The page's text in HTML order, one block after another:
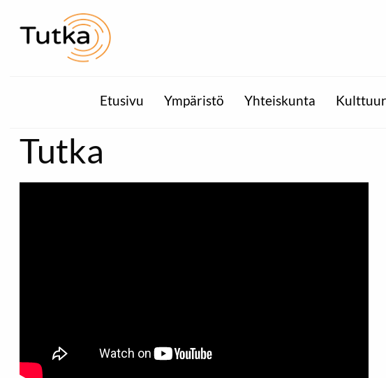
Etusivu Ympäristö Yhteiskunta
Tutka